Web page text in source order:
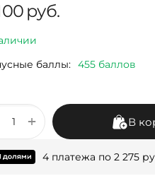
руб.
баллы: 455 баллов
+ В
4 платежа по 2 275